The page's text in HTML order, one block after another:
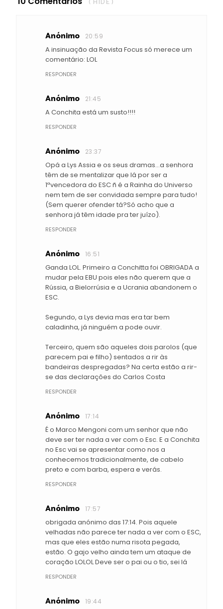
Anónimo 20:59
A insinuação da Revista Focus só merece um
comentário: LOL
RESPONDER
Anónimo 21:45
A Conchita está um susto!!!!
RESPONDER
Anónimo 23:37
Opá a Lys Assia e os seus dramas...a senhora
têm de se mentalizar que lá por ser a
1ªvencedora do ESC ñ é a Rainha do Universo
nem tem de ser convidada sempre para tudo!
(Sem querer ofender tá?Só acho que a
senhora já têm idade pra ter juízo).
RESPONDER
Anónimo 16:51
Ganda LOL. Primeiro a Conchitta foi OBRIGADA a
mudar pela EBU pois eles não querem que a
Rússia, a Bielorrúsia e a Ucrania abandonem o
ESC.
Segundo, a Lys devia mas era tar bem
caladinha, já ninguém a pode ouvir.
Terceiro, quem são aqueles dois parolos (que
parecem pai e filho) sentados a rir às
bandeiras despregadas? Na certa estão a rir-
se das declarações do Carlos Costa
RESPONDER
Anónimo 17:14
É o Marco Mengoni com um senhor que não
deve ser ter nada a ver com o Esc. E a Conchita
no Esc vai se apresentar como nos a
conhecemos tradicionalmente, de cabelo
preto e com barba, espera e verás.
RESPONDER
Anónimo 17:57
obrigada anónimo das 17:14. Pois aquele
velhadas não parece ter nada a ver com o ESC,
mas que eles estão numa risota pegada,
estão. O gajo velho ainda tem um ataque de
coração LOLOL Deve ser o pai ou o tio, sei lá
RESPONDER
Anónimo 19:44